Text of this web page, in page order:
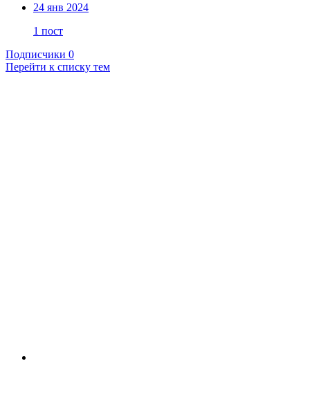
24 янв 2024
1 пост
Подписчики 0
Перейти к списку тем